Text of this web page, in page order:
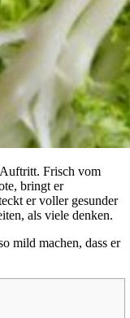
Frisch vom
bringt er
er voller gesunder
als viele denken.
mild machen, dass er